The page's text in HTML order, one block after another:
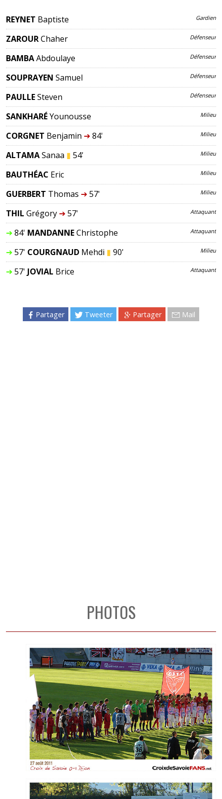
REYNET Baptiste Gardien
ZAROURChaher Défenseur
BAMBAAbdoulaye Défenseur
SOUPRAYEN Samuel Défenseur
PAULLESteven Défenseur
SANKHARÉYounousse Milieu
CORGNET Benjamin ➔84' Milieu
ALTAMASanaa ▮ 54' Milieu
BAUTHÉAC Eric Milieu
GUERBERT Thomas ➔57' Milieu
THIL Grégory ➔57' Attaquant
➔84' MANDANNEChristophe Attaquant
➔57' COURGNAUD Mehdi ▮ 90' Milieu
➔57' JOVIAL Brice Attaquant
Partager Tweeter Partager Mail
PHOTOS